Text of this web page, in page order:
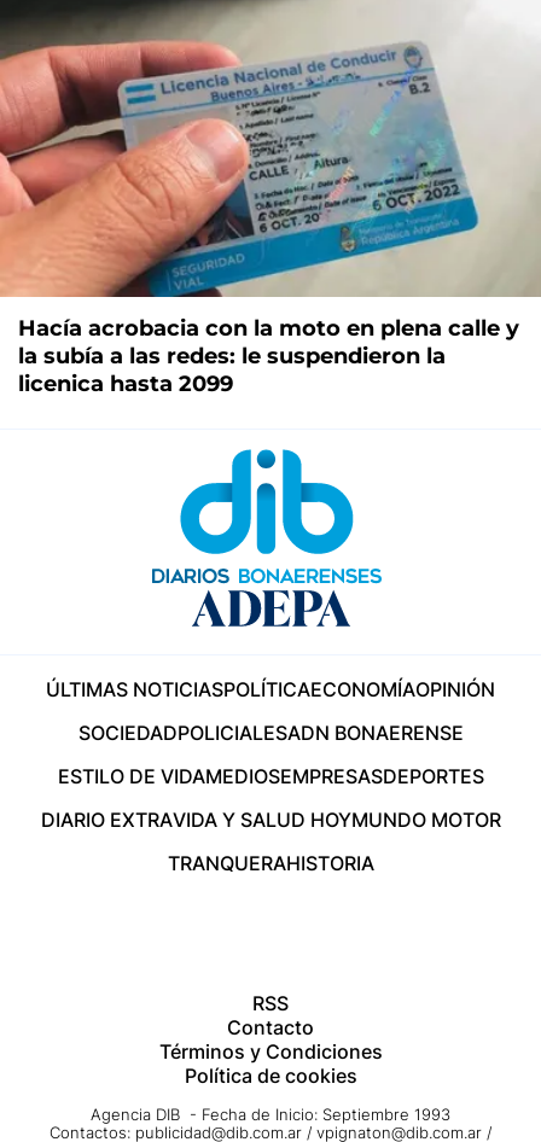
Hacía acrobacia con la moto en plena calle y
la subía a las redes: le suspendieron la
licenica hasta 2099
ÚLTIMAS NOTICIASPOLÍTICAECONOMÍAOPINIÓN
SOCIEDADPOLICIALESADN BONAERENSE
ESTILO DE VIDAMEDIOSEMPRESASDEPORTES
DIARIO EXTRAVIDA Y SALUD HOYMUNDO MOTOR
TRANQUERAHISTORIA
RSS
Contacto
Términos y Condiciones
Política de cookies
Agencia DIB - Fecha de Inicio: Septiembre 1993
Contactos: publicidad@dib.com.ar / vpignaton@dib.com.ar /